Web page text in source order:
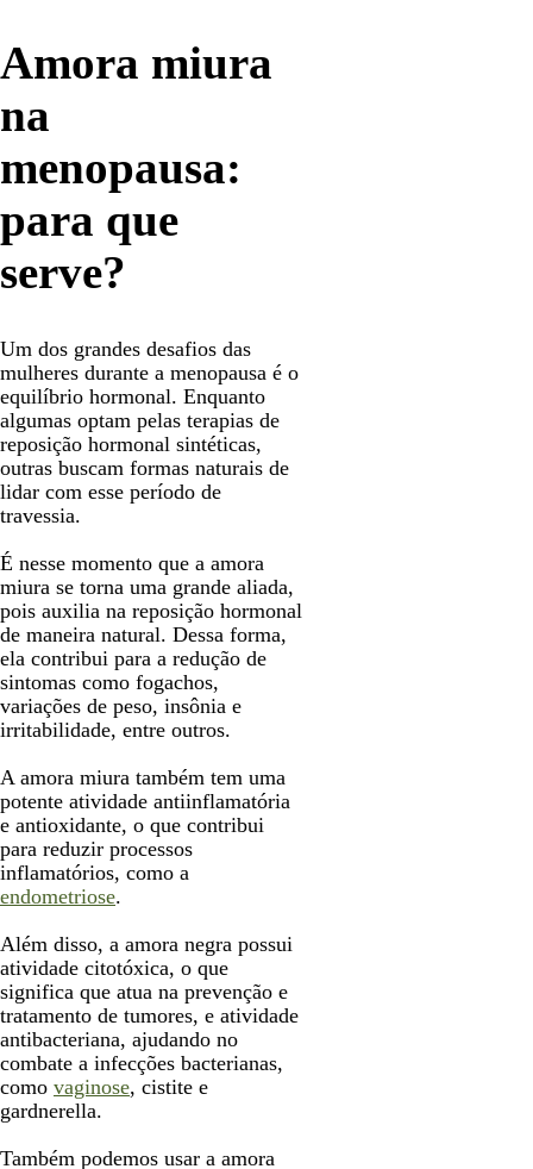
Amora miura
na
menopausa:
para que
serve?
Um dos grandes desafios das
mulheres durante a menopausa é o
equilíbrio hormonal. Enquanto
algumas optam pelas terapias de
reposição hormonal sintéticas,
outras buscam formas naturais de
lidar com esse período de
travessia.
É nesse momento que a amora
miura se torna uma grande aliada,
pois auxilia na reposição hormonal
de maneira natural. Dessa forma,
ela contribui para a redução de
sintomas como fogachos,
variações de peso, insônia e
irritabilidade, entre outros.
A amora miura também tem uma
potente atividade antiinflamatória
e antioxidante, o que contribui
para reduzir processos
inflamatórios, como a
endometriose.
Além disso, a amora negra possui
atividade citotóxica, o que
significa que atua na prevenção e
tratamento de tumores, e atividade
antibacteriana, ajudando no
combate a infecções bacterianas,
como vaginose, cistite e
gardnerella.
Também podemos usar a amora